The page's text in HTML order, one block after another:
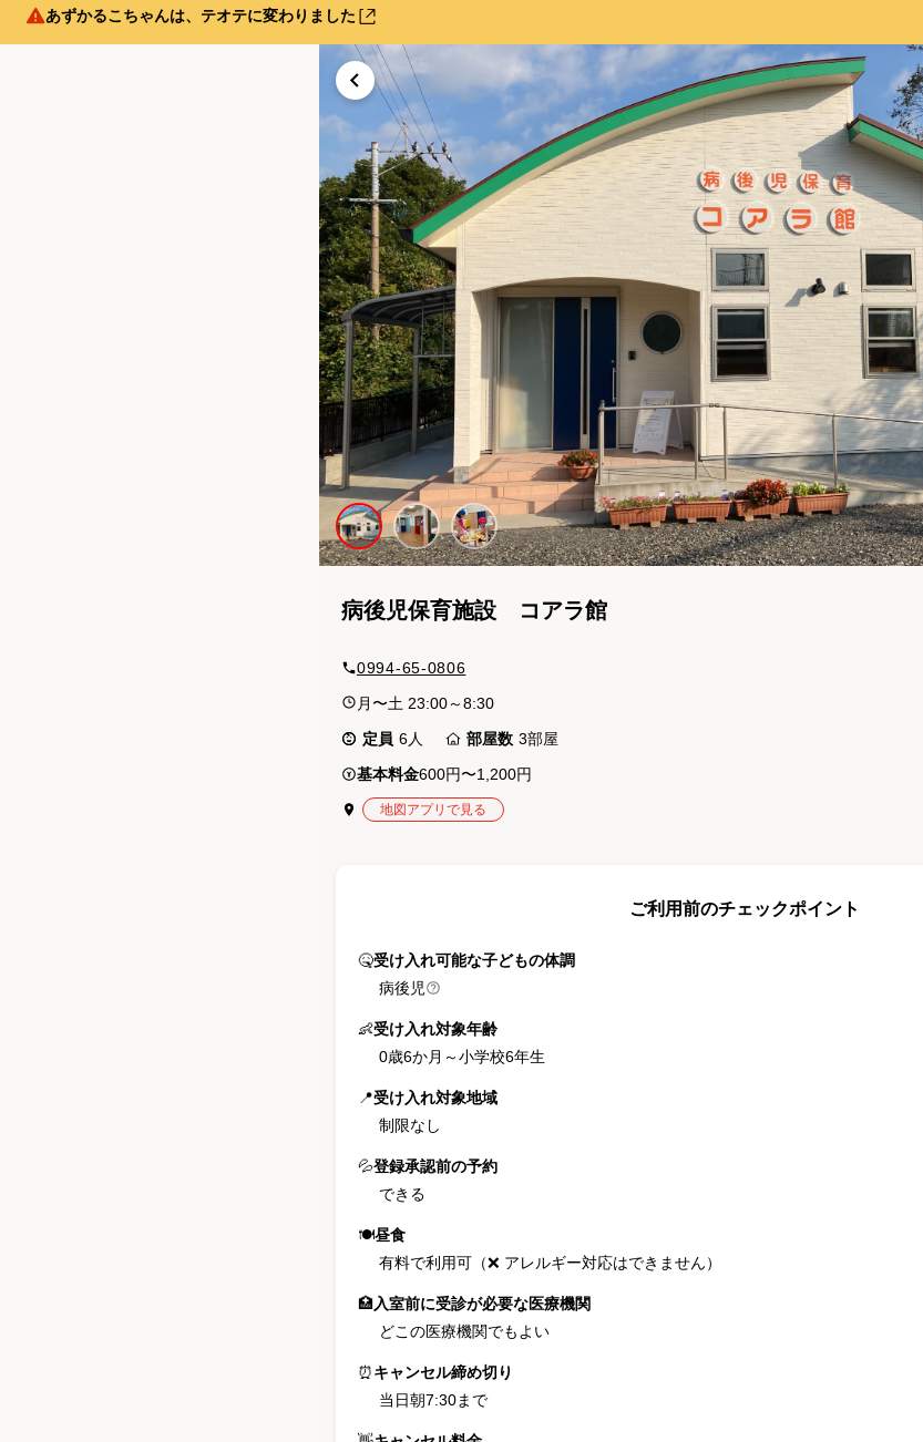
あずかるこちゃんは、テオテに変わりました
病後児保育施設 コアラ館
0994-65-0806
月〜土 23:00～8:30
定員 6人 部屋数 3部屋
基本料金600円〜1,200円
地図アプリで見る
ご利用前のチェックポイント
🤒受け入れ可能な子どもの体調
病後児
👶受け入れ対象年齢
0歳6か月 ～小学校6年生
📍受け入れ対象地域
制限なし
💦登録承認前の予約
できる
🍽昼食
有料で利用可（❌ アレルギー対応はできません）
🏥入室前に受診が必要な医療機関
どこの医療機関でもよい
⏰キャンセル締め切り
当日朝7:30まで